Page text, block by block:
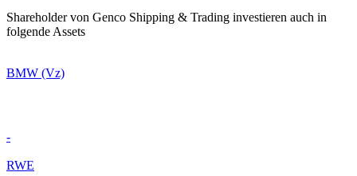
Shareholder von Genco Shipping & Trading investieren auch in
folgende Assets
BMW (Vz)
-
RWE